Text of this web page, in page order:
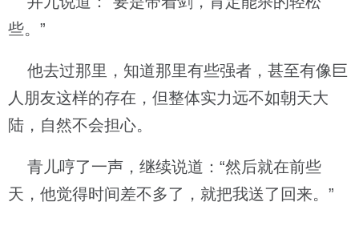
些。”
他去过那里，知道那里有些强者，甚至有像巨
人朋友这样的存在，但整体实力远不如朝天大
陆，自然不会担心。
青儿哼了一声，继续说道：“然后就在前些
天，他觉得时间差不多了，就把我送了回来。”